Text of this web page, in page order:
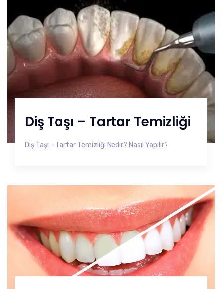
Diş Taşı – Tartar Temizliği
Diş Taşı – Tartar Temizliği Nedir? Nasıl Yapılır?